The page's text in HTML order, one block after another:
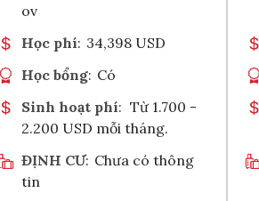
ov
Học phí: 34,398 USD
Học bổng: Có
Sinh hoạt phí: Từ 1.700 -
2.200 USD mỗi tháng.
ĐỊNH CƯ: Chưa có thông
tin